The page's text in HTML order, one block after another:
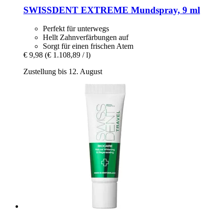
SWISSDENT EXTREME Mundspray, 9 ml
Perfekt für unterwegs
Hellt Zahnverfärbungen auf
Sorgt für einen frischen Atem
€ 9,98 (€ 1.108,89 / l)
Zustellung bis 12. August